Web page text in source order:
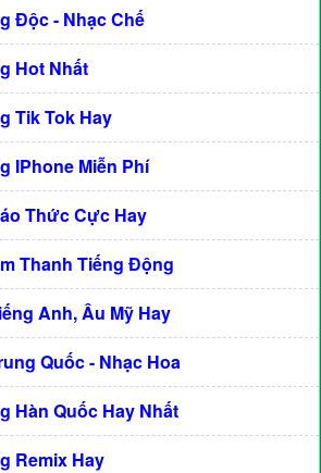
Độc - Nhạc Chế
Hot Nhất
Tik Tok Hay
IPhone Miễn Phí
Thức Cực Hay
Thanh Tiếng Động
Anh, Âu Mỹ Hay
Quốc - Nhạc Hoa
Hàn Quốc Hay Nhất
Remix Hay